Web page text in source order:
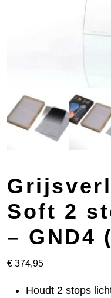
Soft 2
– GND4
€ 374,95
Houdt 2 stops